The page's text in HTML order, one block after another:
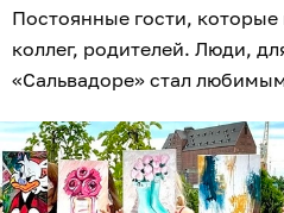
Постоянные гости, которые
коллег, родителей. Люди,
«Сальвадоре» стал